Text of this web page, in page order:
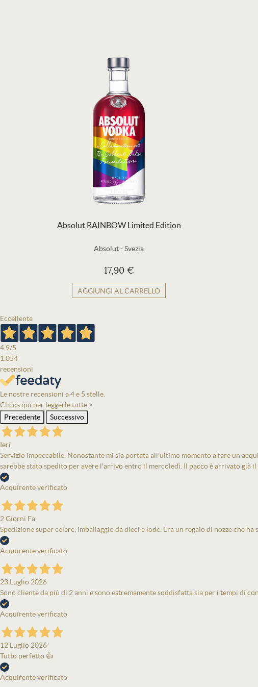
Absolut RAINBOW Limited Edition
Absolut-Svezia
17,90 €
AGGIUNGI AL CARRELLO
Eccellente
4,9/5
1.054
recensioni
Le nostre recensioni a 4 e 5 stelle.
Clicca qui per leggerle tutte >
Precedente
Successivo
Ieri
Servizio impeccabile. Nonostante mi sia portata all'ultimo momento a fare un
sarebbe stato spedito per avere l'arrivo entro il mercoledì. Il pacco è arrivato
Acquirente verificato
2 Giorni Fa
Spedizione super celere, imballaggio da dieci e lode. Era un regalo di nozze che
Acquirente verificato
23 Luglio 2026
Sono cliente da più di 2 anni e sono estremamente soddisfatta sia per i tempi di
Acquirente verificato
12 Luglio 2026
Tutto perfetto 👍
Acquirente verificato